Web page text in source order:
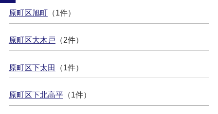
原町区旭町（1件）
原町区大木戸 （2件）
原町区下太田 （1件）
原町区下北高平（1件）